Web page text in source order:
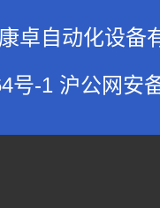
卓自动化设备
号-1 沪公网安